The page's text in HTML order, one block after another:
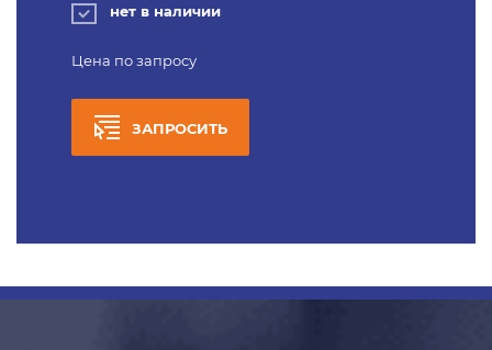
нет в наличии
Цена по запросу
ЗАПРОСИТЬ